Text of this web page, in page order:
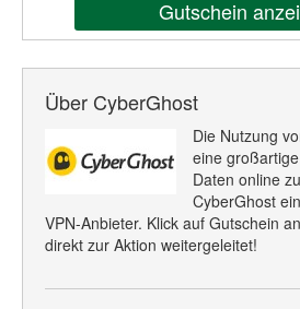
Gutschein
Über CyberGhost
Die Nutzung
eine
Daten online
CyberGhost
VPN-Anbieter. Klick auf Gutschein
direkt zur Aktion weitergeleitet!